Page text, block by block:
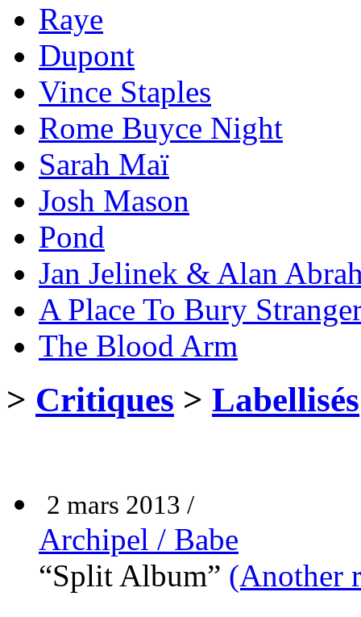
Raye
Dupont
Vince Staples
Rome Buyce Night
Sarah Maï
Josh Mason
Pond
Jan Jelinek & Alan
A Place To Bury
The Blood Arm
> Critiques > Labellisés
2 mars 2013 /
Archipel / Babe
“Split Album” (Another